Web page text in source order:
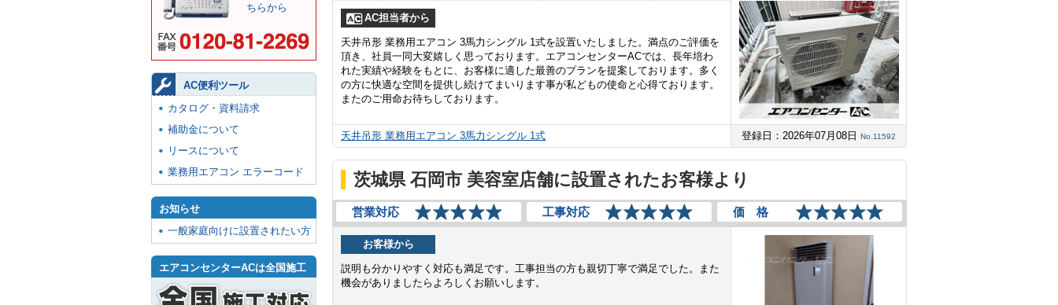
AC担当者から
天井吊形 業務用エアコン 3馬力シングル 1式を設置いたしました。満点のご評価を
頂き、社員一同大変嬉しく思っております。エアコンセンターACでは、長年培わ
れた実績や経験をもとに、お客様に適した最善のプランを提案しております。多く
の方に快適な空間を提供し続けてまいります事が私どもの使命と心得ております。
またのご用命お待ちしております。
天井吊形 業務用エアコン 3馬力シングル 1式 登録日：2026年07月08日 No.11592
茨城県 石岡市 美容室店舗に設置されたお客様より
営業対応 工事対応 価 格
お客様から
説明も分かりやすく対応も満足です。工事担当の方も親切丁寧で満足でした。また
機会がありましたらよろしくお願いします。
ちらから
AC便利ツール
カタログ・資料請求
補助金について
リースについて
業務用エアコン エラーコード
お知らせ
一般家庭向けに設置されたい方
エアコンセンターACは全国施工